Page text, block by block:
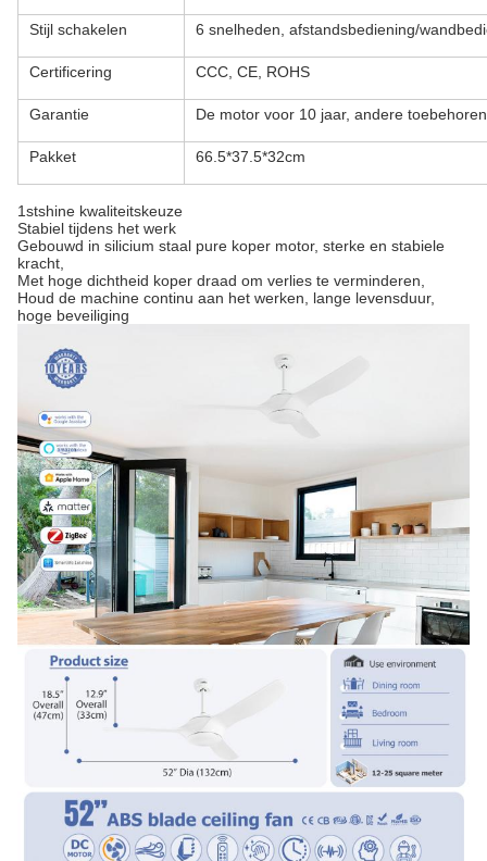
Stijl schakelen 6 snelheden, afstandsbediening/
Certificering CCC, CE, ROHS
Garantie De motor voor 10 jaar, andere
Pakket 66.5*37.5*32cm
1stshine kwaliteitskeuze
Stabiel tijdens het werk
Gebouwd in silicium staal pure koper motor, sterke en stabiele
kracht,
Met hoge dichtheid koper draad om verlies te verminderen,
Houd de machine continu aan het werken, lange levensduur,
hoge beveiliging